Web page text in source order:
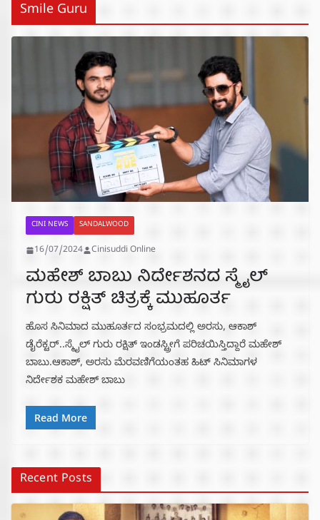
Smile Guru
CINI NEWS SANDALWOOD
16/07/2024 Cinisuddi Online
ಮಹೇಶ್ ಬಾಬು ನಿರ್ದೇಶನದ ಸ್ಮೈಲ್
ಗುರು ರಕ್ಷಿತ್ ಚಿತ್ರಕ್ಕೆ ಮುಹೂರ್ತ
ಹೊಸ ಸಿನಿಮಾದ ಮುಹೂರ್ತದ ಸಂಭ್ರಮದಲ್ಲಿ ಅರಸು, ಆಕಾಶ್
ಡೈರೆಕ್ಟರ್..ಸ್ಮೈಲ್ ಗುರು ರಕ್ಷಿತ್ ಇಂಡಸ್ಟ್ರೀಗೆ ಪರಿಚಯಿಸ್ತಿದ್ದಾರೆ ಮಹೇಶ್
ಬಾಬು.ಆಕಾಶ್, ಅರಸು ಮೆರವಣಿಗೆಯಂತಹ ಹಿಟ್ ಸಿನಿಮಾಗಳ
ನಿರ್ದೇಶಕ ಮಹೇಶ್ ಬಾಬು
Read More
Recent Posts